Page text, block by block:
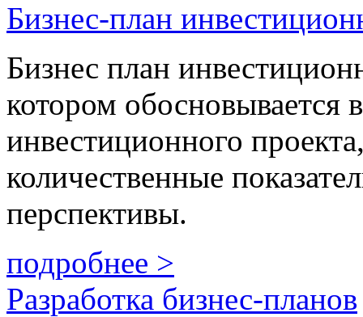
Бизнес-план
Бизнес план
котором обосновывается
инвестиционного
количественные
перспективы.
подробнее >
Разработка бизнес-планов